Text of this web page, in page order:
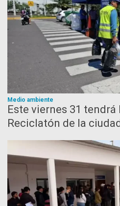
Medio ambiente
Este viernes 31 tendrá
Reciclatón de la ciudad